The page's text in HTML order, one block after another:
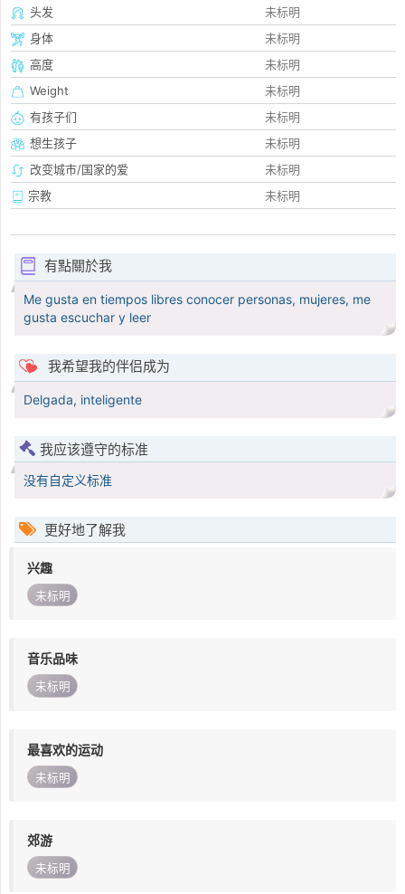
头发
未标明
身体
未标明
高度
未标明
Weight
未标明
有孩子们
未标明
想生孩子
未标明
改变城市/国家的爱
未标明
宗教
未标明
有點關於我
Me gusta en tiempos libres conocer personas, mujeres, me
gusta escuchar y leer
我希望我的伴侣成为
Delgada, inteligente
我应该遵守的标准
没有自定义标准
更好地了解我
兴趣
未标明
音乐品味
未标明
最喜欢的运动
未标明
郊游
未标明